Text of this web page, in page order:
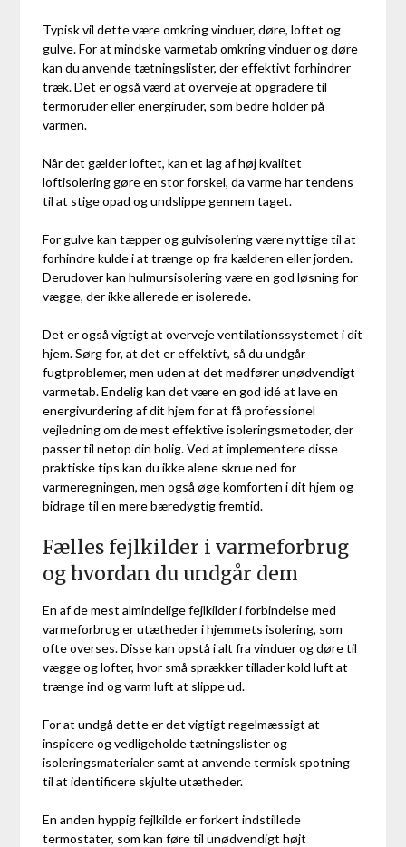
Typisk vil dette være omkring vinduer, døre, loftet og
gulve. For at mindske varmetab omkring vinduer og døre
kan du anvende tætningslister, der effektivt forhindrer
træk. Det er også værd at overveje at opgradere til
termoruder eller energiruder, som bedre holder på
varmen.
Når det gælder loftet, kan et lag af høj kvalitet
loftisolering gøre en stor forskel, da varme har tendens
til at stige opad og undslippe gennem taget.
For gulve kan tæpper og gulvisolering være nyttige til at
forhindre kulde i at trænge op fra kælderen eller jorden.
Derudover kan hulmursisolering være en god løsning for
vægge, der ikke allerede er isolerede.
Det er også vigtigt at overveje ventilationssystemet i dit
hjem. Sørg for, at det er effektivt, så du undgår
fugtproblemer, men uden at det medfører unødvendigt
varmetab. Endelig kan det være en god idé at lave en
energivurdering af dit hjem for at få professionel
vejledning om de mest effektive isoleringsmetoder, der
passer til netop din bolig. Ved at implementere disse
praktiske tips kan du ikke alene skrue ned for
varmeregningen, men også øge komforten i dit hjem og
bidrage til en mere bæredygtig fremtid.
Fælles fejlkilder i varmeforbrug
og hvordan du undgår dem
En af de mest almindelige fejlkilder i forbindelse med
varmeforbrug er utætheder i hjemmets isolering, som
ofte overses. Disse kan opstå i alt fra vinduer og døre til
vægge og lofter, hvor små sprækker tillader kold luft at
trænge ind og varm luft at slippe ud.
For at undgå dette er det vigtigt regelmæssigt at
inspicere og vedligeholde tætningslister og
isoleringsmaterialer samt at anvende termisk spotning
til at identificere skjulte utætheder.
En anden hyppig fejlkilde er forkert indstillede
termostater, som kan føre til unødvendigt højt